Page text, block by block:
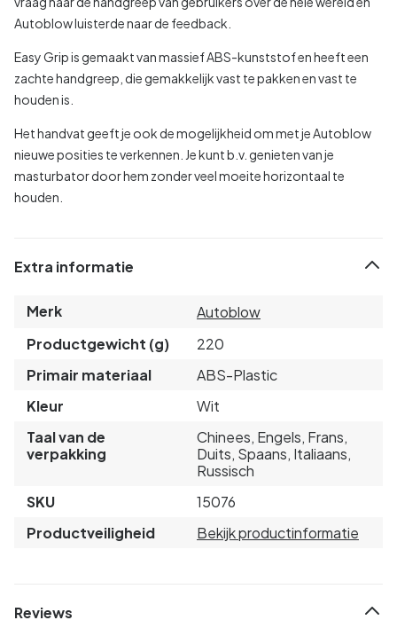
Autoblow luisterde naar de feedback.
Easy Grip is gemaakt van massief ABS-kunststof en heeft een
zachte handgreep, die gemakkelijk vast te pakken en vast te
houden is.
Het handvat geeft je ook de mogelijkheid om met je Autoblow
nieuwe posities te verkennen. Je kunt b.v. genieten van je
masturbator door hem zonder veel moeite horizontaal te
houden.
Extra informatie
Merk
Autoblow
Productgewicht (g)
220
Primair materiaal
ABS-Plastic
Kleur
Wit
Taal van de
verpakking
Chinees, Engels, Frans,
Duits, Spaans, Italiaans,
Russisch
SKU
15076
Productveiligheid
Bekijk productinformatie
Reviews